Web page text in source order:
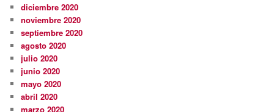
diciembre 2020
noviembre 2020
septiembre 2020
agosto 2020
julio 2020
junio 2020
mayo 2020
abril 2020
marzo 2020